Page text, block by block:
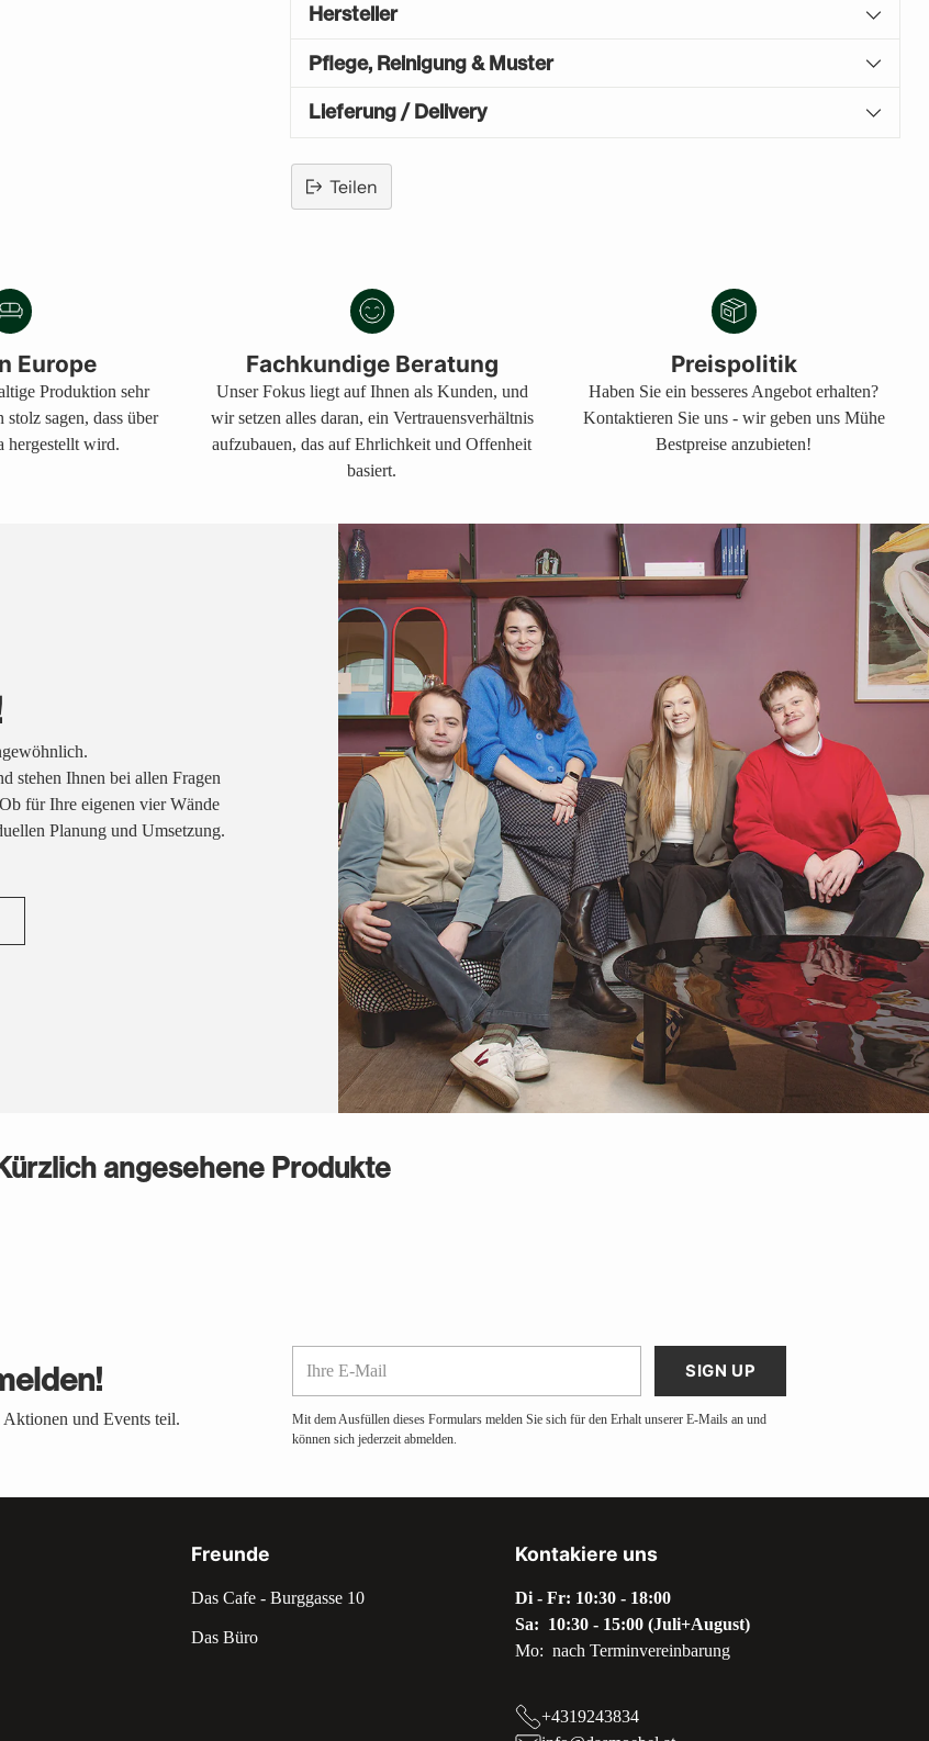
Hersteller
Pflege, Reinigung & Muster
Lieferung / Delivery
Teilen
Warenkorb
Europe
Produktion sehr
sagen, dass über
hergestellt wird.
Fachkundige Beratung
Unser Fokus liegt auf Ihnen als Kunden, und
wir setzen alles daran, ein Vertrauensverhältnis
aufzubauen, das auf Ehrlichkeit und Offenheit
basiert.
Preispolitik
Haben Sie ein besseres Angebot erhalten?
Kontaktieren Sie uns - wir geben uns Mühe
Bestpreise anzubieten!
stehen Ihnen bei allen Fragen
für Ihre eigenen vier Wände
Planung und Umsetzung.
angesehene Produkte
Aktionen und Events teil.
Mail
SIGN UP
Mit dem Ausfüllen dieses Formulars melden Sie sich für den Erhalt unserer E-Mails an und
können sich jederzeit abmelden.
Freunde
Das Cafe - Burggasse 10
Das Büro
Kontakiere uns
Di - Fr: 10:30 - 18:00
Sa: 10:30 - 15:00 (Juli+August)
Mo: nach Terminvereinbarung
+4319243834